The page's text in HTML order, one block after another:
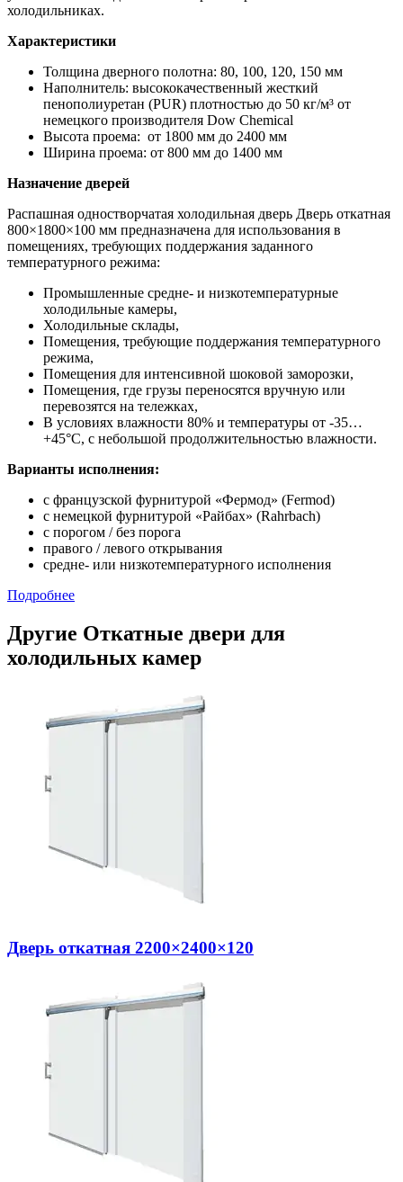
холодильниках.
Характеристики
Толщина дверного полотна: 80, 100, 120, 150 мм
Наполнитель: высококачественный жесткий
пенополиуретан (PUR) плотностью до 50 кг/м³ от
немецкого производителя Dow Chemiсal
Высота проема: от 1800 мм до 2400 мм
Ширина проема: от 800 мм до 1400 мм
Назначение дверей
Распашная одностворчатая холодильная дверь Дверь откатная
800×1800×100 мм предназначена для использования в
помещениях, требующих поддержания заданного
температурного режима:
Промышленные средне- и низкотемпературные
холодильные камеры,
Холодильные склады,
Помещения, требующие поддержания температурного
режима,
Помещения для интенсивной шоковой заморозки,
Помещения, где грузы переносятся вручную или
перевозятся на тележках,
В условиях влажности 80% и температуры от -35…
+45°С, с небольшой продолжительностью влажности.
Варианты исполнения:
с французской фурнитурой «Фермод» (Fermod)
c немецкой фурнитурой «Райбах» (Rahrbach)
с порогом / без порога
правого / левого открывания
средне- или низкотемпературного исполнения
Подробнее
Другие Откатные двери для
холодильных камер
Дверь откатная 2200×2400×120